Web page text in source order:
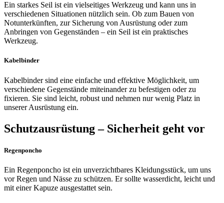
Ein starkes Seil ist ein vielseitiges Werkzeug und kann uns in
verschiedenen Situationen nützlich sein. Ob zum Bauen von
Notunterkünften, zur Sicherung von Ausrüstung oder zum
Anbringen von Gegenständen – ein Seil ist ein praktisches
Werkzeug.
Kabelbinder
Kabelbinder sind eine einfache und effektive Möglichkeit, um
verschiedene Gegenstände miteinander zu befestigen oder zu
fixieren. Sie sind leicht, robust und nehmen nur wenig Platz in
unserer Ausrüstung ein.
Schutzausrüstung – Sicherheit geht vor
Regenponcho
Ein Regenponcho ist ein unverzichtbares Kleidungsstück, um uns
vor Regen und Nässe zu schützen. Er sollte wasserdicht, leicht und
mit einer Kapuze ausgestattet sein.